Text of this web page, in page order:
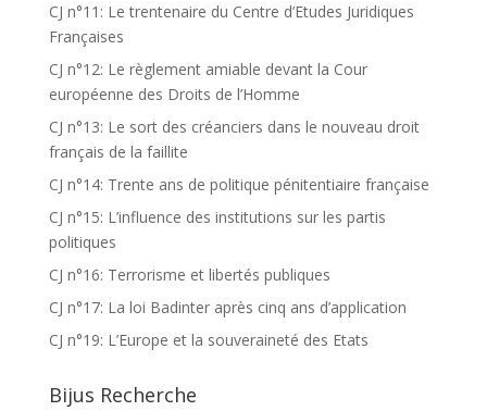
CJ n°11: Le trentenaire du Centre d’Etudes Juridiques
Françaises
CJ n°12: Le règlement amiable devant la Cour
européenne des Droits de l’Homme
CJ n°13: Le sort des créanciers dans le nouveau droit
français de la faillite
CJ n°14: Trente ans de politique pénitentiaire française
CJ n°15: L’influence des institutions sur les partis
politiques
CJ n°16: Terrorisme et libertés publiques
CJ n°17: La loi Badinter après cinq ans d’application
CJ n°19: L’Europe et la souveraineté des Etats
Bijus Recherche